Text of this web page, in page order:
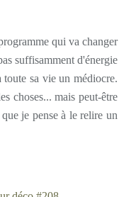
qui va changer
suffisamment d'énergie
sa vie un médiocre.
choses... mais peut-être
je pense à le relire un